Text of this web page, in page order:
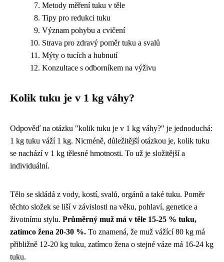
Metody měření tuku v těle
Tipy pro redukci tuku
Význam pohybu a cvičení
Strava pro zdravý poměr tuku a svalů
Mýty o tucích a hubnutí
Konzultace s odborníkem na výživu
Kolik tuku je v 1 kg váhy?
Odpověď na otázku "kolik tuku je v 1 kg váhy?" je jednoduchá:
1 kg tuku váží 1 kg. Nicméně, důležitější otázkou je, kolik tuku
se nachází v 1 kg tělesné hmotnosti. To už je složitější a
individuální.
Tělo se skládá z vody, kostí, svalů, orgánů a také tuku. Poměr
těchto složek se liší v závislosti na věku, pohlaví, genetice a
životnímu stylu. Průměrný muž má v těle 15-25 % tuku,
zatímco žena 20-30 %. To znamená, že muž vážící 80 kg má
přibližně 12-20 kg tuku, zatímco žena o stejné váze má 16-24 kg
tuku.